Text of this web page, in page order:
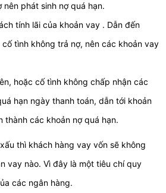
phát sinh nợ quá hạn.
tính lãi của khoản vay . Dẫn đến
tình không trả nợ, nên các khoản vay
hoặc cố tình không chấp nhận các
hạn ngày thanh toán, dẫn tới khoản
thành các khoản nợ quá hạn.
thì khách hàng vay vốn sẽ không
vay nào. Vì đây là một tiêu chí quy
các ngân hàng.